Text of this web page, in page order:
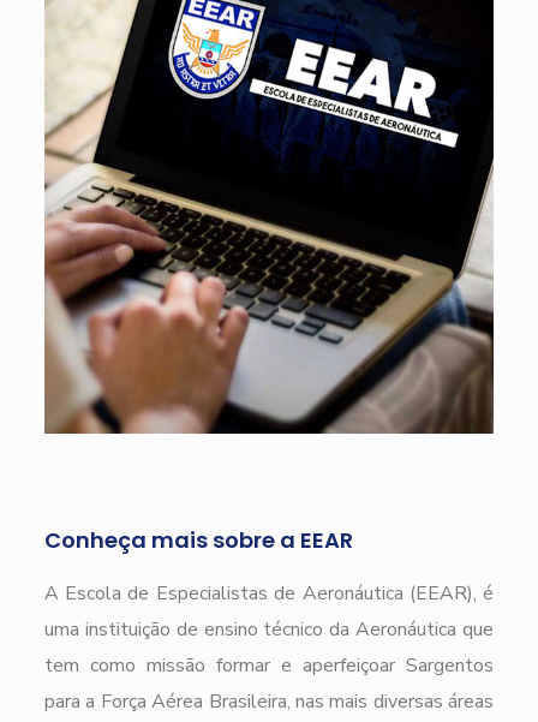
Conheça mais sobre a EEAR
A Escola de Especialistas de Aeronáutica (EEAR), é
uma instituição de ensino técnico da Aeronáutica que
tem como missão formar e aperfeiçoar Sargentos
para a Força Aérea Brasileira, nas mais diversas áreas